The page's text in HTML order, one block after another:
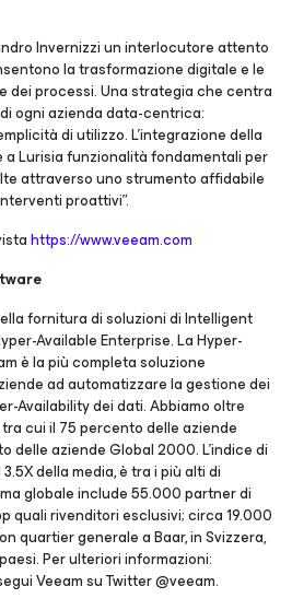
Invernizzi un interlocutore attento
la trasformazione digitale e le
dei processi. Una strategia che centra
ogni azienda data-centrica:
di utilizzo. L’integrazione della
Lurisia funzionalità fondamentali per
attraverso uno strumento affidabile
proattivi”.
https://www.veeam.com
fornitura di soluzioni di Intelligent
Available Enterprise. La Hyper-
è la più completa soluzione
ad automatizzare la gestione dei
Availability dei dati. Abbiamo oltre
cui il 75 percento delle aziende
delle aziende Global 2000. L’indice di
della media, è tra i più alti di
globale include 55.000 partner di
quali rivenditori esclusivi; circa 19.000
quartier generale a Baar, in Svizzera,
Per ulteriori informazioni:
Veeam su Twitter @veeam.